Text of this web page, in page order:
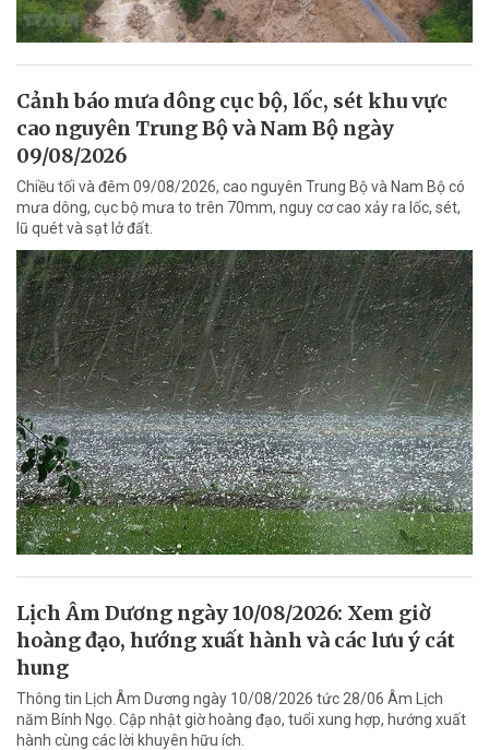
Cảnh báo mưa dông cục bộ, lốc, sét khu vực
cao nguyên Trung Bộ và Nam Bộ ngày
09/08/2026
Chiều tối và đêm 09/08/2026, cao nguyên Trung Bộ và Nam Bộ có
mưa dông, cục bộ mưa to trên 70mm, nguy cơ cao xảy ra lốc, sét,
lũ quét và sạt lở đất.
Lịch Âm Dương ngày 10/08/2026: Xem giờ
hoàng đạo, hướng xuất hành và các lưu ý cát
hung
Thông tin Lịch Âm Dương ngày 10/08/2026 tức 28/06 Âm Lịch
năm Bính Ngọ. Cập nhật giờ hoàng đạo, tuổi xung hợp, hướng xuất
hành cùng các lời khuyên hữu ích.